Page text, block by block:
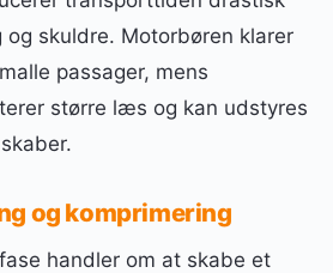
og skuldre. Motorbøren klarer
passager, mens
større læs og kan udstyres
og komprimering
handler om at skabe et